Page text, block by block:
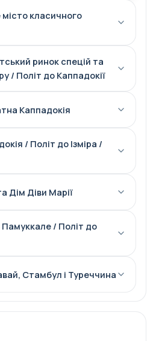
класичного
ринок спецій та
/ Політ до Каппадокії
Каппадокія
/ Політ до Ізміра /
Дім Діви Марії
/ Політ до
Стамбул і Туреччина